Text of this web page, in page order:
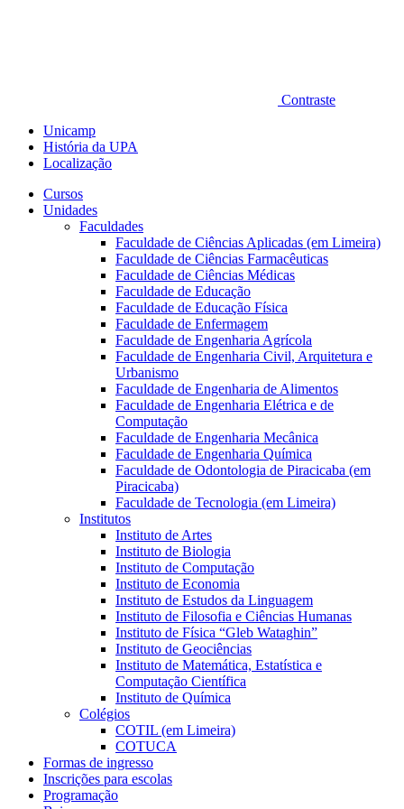
Contraste
Unicamp
História da UPA
Localização
Cursos
Unidades
Faculdades
Faculdade de Ciências Aplicadas (em Limeira)
Faculdade de Ciências Farmacêuticas
Faculdade de Ciências Médicas
Faculdade de Educação
Faculdade de Educação Física
Faculdade de Enfermagem
Faculdade de Engenharia Agrícola
Faculdade de Engenharia Civil, Arquitetura e
Urbanismo
Faculdade de Engenharia de Alimentos
Faculdade de Engenharia Elétrica e de
Computação
Faculdade de Engenharia Mecânica
Faculdade de Engenharia Química
Faculdade de Odontologia de Piracicaba (em
Piracicaba)
Faculdade de Tecnologia (em Limeira)
Institutos
Instituto de Artes
Instituto de Biologia
Instituto de Computação
Instituto de Economia
Instituto de Estudos da Linguagem
Instituto de Filosofia e Ciências Humanas
Instituto de Física “Gleb Wataghin”
Instituto de Geociências
Instituto de Matemática, Estatística e
Computação Científica
Instituto de Química
Colégios
COTIL (em Limeira)
COTUCA
Formas de ingresso
Inscrições para escolas
Programação